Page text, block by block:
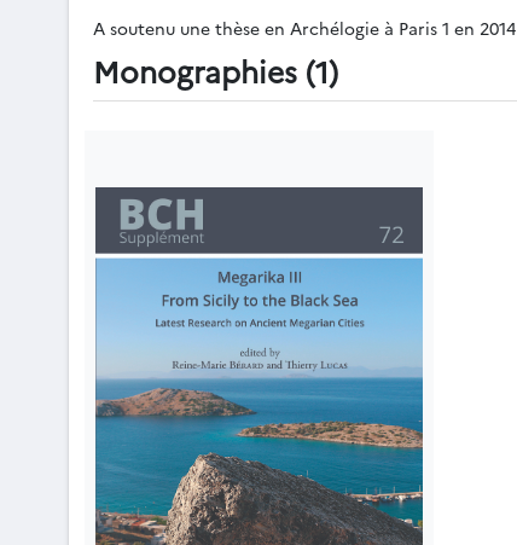
A soutenu une thèse en Archélogie à Paris 1 en 2014
Monographies (1)